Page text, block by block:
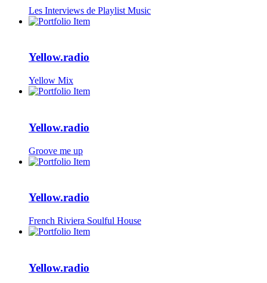
Les Interviews de Playlist Music
Yellow.radio
Yellow Mix
Yellow.radio
Groove me up
Yellow.radio
French Riviera Soulful House
Yellow.radio